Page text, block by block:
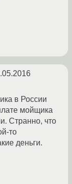
в России
мойщика
Странно, что
то
деньги.